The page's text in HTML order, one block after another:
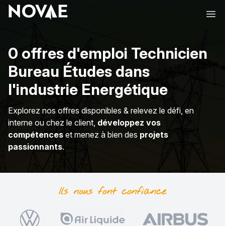
0 offres d'emploi Technicien
Bureau Études dans
l'industrie Energétique
Explorez nos offres disponibles & relevez le défi, en
interne ou chez le client, développez vos
compétences et menez à bien des projets
passionnants.
Ils nous fontconfiance